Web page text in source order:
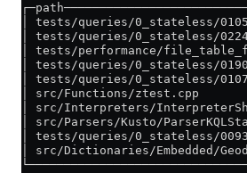
│ tests/queries/0_stateless/
│ tests/queries/0_stateless/
│ tests/performance/
│ tests/queries/0_stateless/
│ tests/queries/0_stateless/
│ src/Functions/
│ src/Interpreters/
│ src/Parsers/Kusto/
│ tests/queries/0_stateless/
│ src/Dictionaries/Embedded/